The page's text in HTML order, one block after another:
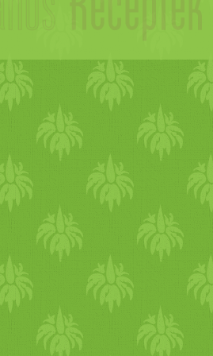
latex
jól láthatócékla
a tojásokat
két késes d
arab
engedünk
sót, és
nokedli tészta